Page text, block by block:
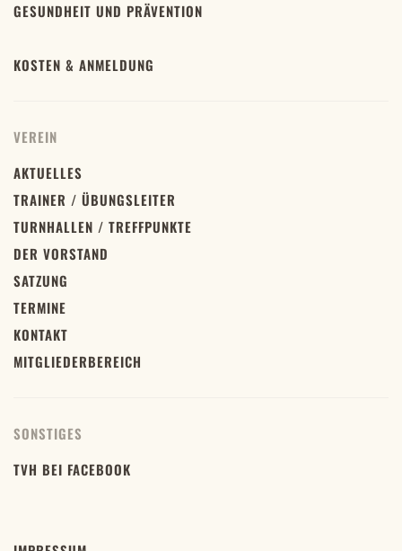
GESUNDHEIT UND PRÄVENTION
KOSTEN & ANMELDUNG
VEREIN
AKTUELLES
TRAINER / ÜBUNGSLEITER
TURNHALLEN / TREFFPUNKTE
DER VORSTAND
SATZUNG
TERMINE
KONTAKT
MITGLIEDERBEREICH
SONSTIGES
TVH BEI FACEBOOK